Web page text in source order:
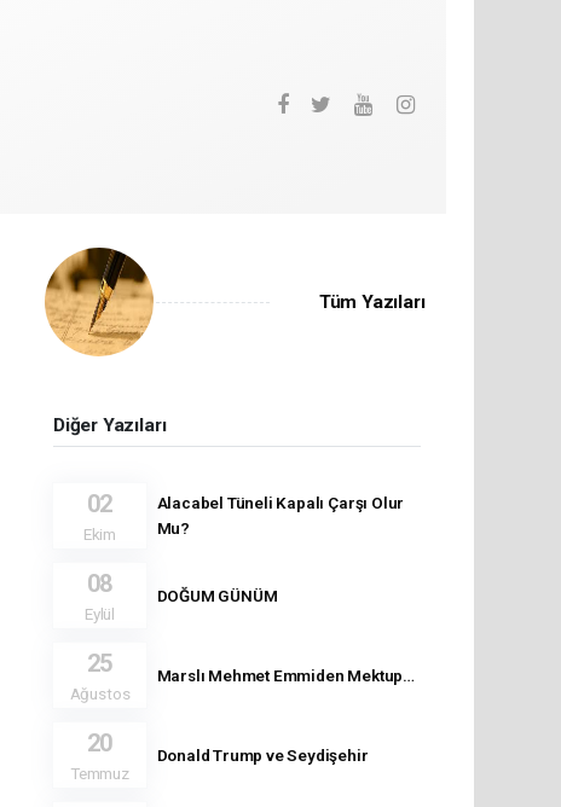
Tüm Yazıları
Diğer Yazıları
02
Ekim
Alacabel Tüneli Kapalı Çarşı Olur
Mu?
08
Eylül
DOĞUM GÜNÜM
25
Ağustos
Marslı Mehmet Emmiden Mektup…
20
Temmuz
Donald Trump ve Seydişehir